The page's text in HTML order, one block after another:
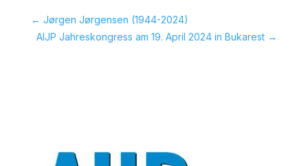
← Jørgen Jørgensen (1944-2024)
AIJP Jahreskongress am 19. April 2024 in Bukarest →